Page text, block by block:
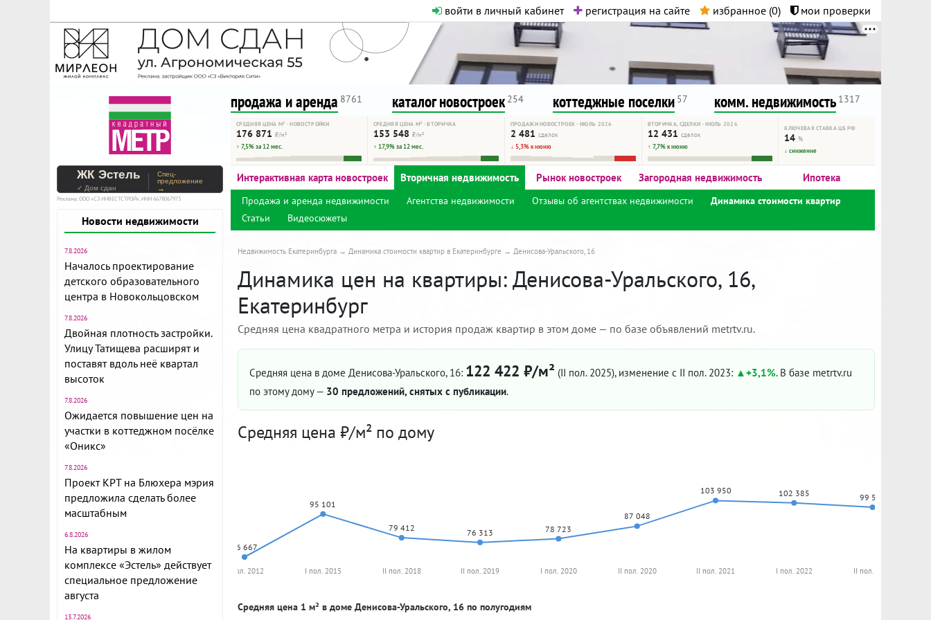
войти в личный кабинет регистрация на сайте избранное (0) мои проверки
На Метре реклама - только нормальная. Никакого шок-контента.
Помогайте независимому ресурсу, как он помогает вам. Удачи!
продажа и аренда 8761 каталог новостроек 254 коттеджные поселки 57 комм. недвижимость 1317
СРЕДНЯЯ ЦЕНА М² · НОВОСТРОЙКИ
176 871 ₽/м²
↑ 7,5% за 12 мес.
СРЕДНЯЯ ЦЕНА М² · ВТОРИЧКА
153 548 ₽/м²
↑ 17,9% за 12 мес.
ПРОДАЖИ НОВОСТРОЕК · ИЮЛЬ 2026
2 481 сделок
↓ 5,3% к июню
ВТОРИЧКА, СДЕЛКИ · ИЮЛЬ 2026
12 431 сделок
↑ 7,7% к июню
КЛЮЧЕВАЯ СТАВКА ЦБ РФ
14%
↓ снижение
ЖК Эстель
✓ Дом сдан
Спец-
предложение
→
Реклама. ООО «СЗ ИНВЕСТСТРОЙ», ИНН 6678067973
Новости недвижимости
7.8.2026
Началось проектирование
детского образовательного
центра в Новокольцовском
7.8.2026
Двойная плотность застройки.
Улицу Татищева расширят и
поставят вдоль неё квартал
высоток
7.8.2026
Ожидается повышение цен на
участки в коттеджном посёлке
«Оникс»
7.8.2026
Проект КРТ на Блюхера мэрия
предложила сделать более
масштабным
6.8.2026
На квартиры в жилом
комплексе «Эстель» действует
специальное предложение
августа
13.7.2026
Интерактивная карта новостроек Вторичная недвижимость Рынок новостроек Загородная недвижимость Ипотека
Продажа и аренда недвижимости Агентства недвижимости Отзывы об агентствах недвижимости
Динамика стоимости квартир
Статьи
Видеосюжеты
Недвижимость Екатеринбурга Динамика стоимости квартир в Екатеринбурге Денисова-Уральского, 16
Динамика цен на квартиры: Денисова-Уральского, 16,
Екатеринбург
Средняя цена квадратного метра и история продаж квартир в этом доме — по базе объявлений metrtv.ru.
Средняя цена в доме Денисова-Уральского, 16: 122 422 ₽/м² (II пол. 2025), изменение с II пол. 2023: +3,1%. В базе metrtv.ru
по этому дому — 30 предложений, снятых с публикации.
Средняя цена ₽/м² по дому
66 667
95 101
79 412 76 313 78 723
87 048
103 950 102 385 99 546
II пол. 2012 I пол. 2015 II пол. 2018 II пол. 2019 I пол. 2020 II пол. 2020 II пол. 2021 I пол. 2022 II пол. 2022
Средняя цена 1 м² в доме Денисова-Уральского, 16 по полугодиям